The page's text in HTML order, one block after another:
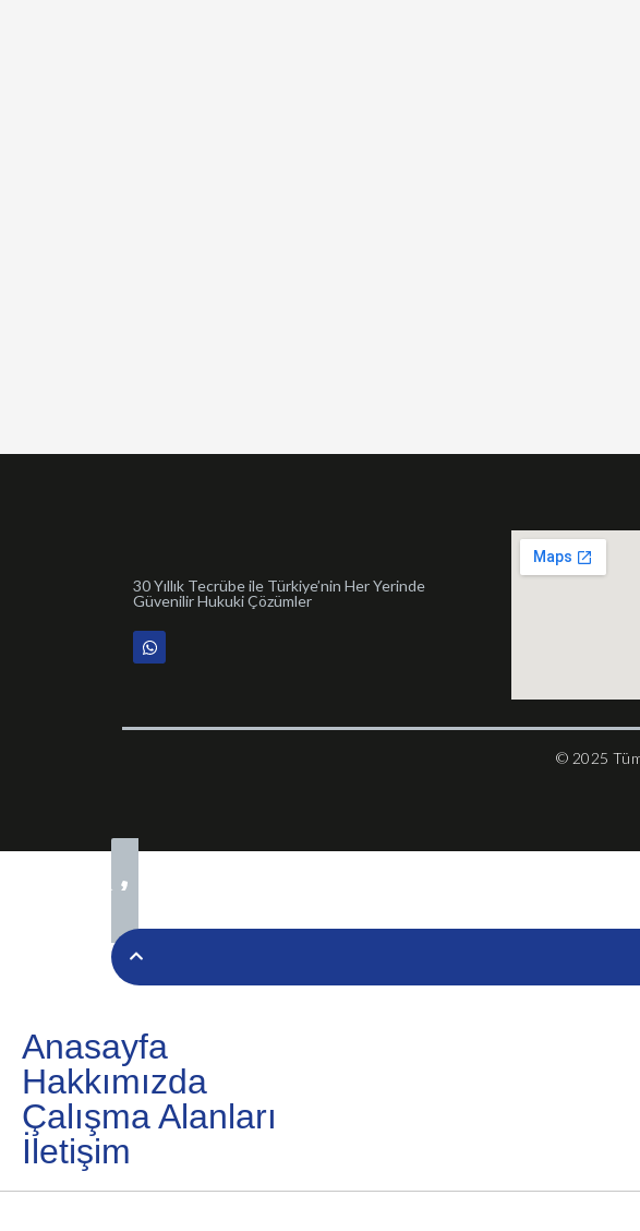
30 Yıllık Tecrübe ile Türkiye’nin Her Yerinde
Güvenilir Hukuki Çözümler
© 2025
Anasayfa
Hakkımızda
Çalışma Alanları
İletişim